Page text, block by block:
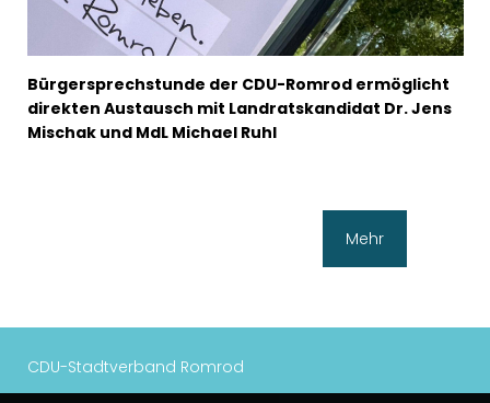
Bürgersprechstunde der CDU-Romrod ermöglicht
direkten Austausch mit Landratskandidat Dr. Jens
Mischak und MdL Michael Ruhl
Mehr
CDU-Stadtverband Romrod